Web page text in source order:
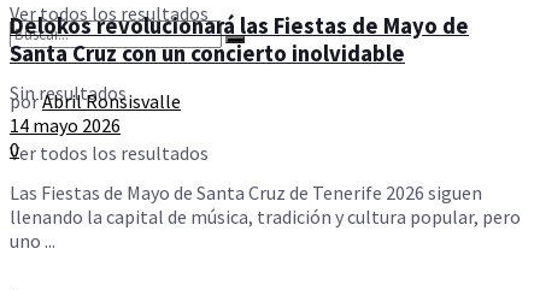
Ver todos los resultados
Sin resultados
Ver todos los resultados
Delokos revolucionará las Fiestas de Mayo de
Santa Cruz con un concierto inolvidable
porAbril Ronsisvalle
14 mayo 2026
0
Las Fiestas de Mayo de Santa Cruz de Tenerife 2026 siguen
llenando la capital de música, tradición y cultura popular, pero
uno ...